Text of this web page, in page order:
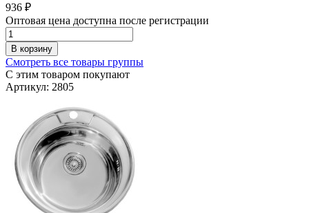
936 ₽
Оптовая цена доступна после регистрации
В корзину
Смотреть все товары группы
С этим товаром покупают
Артикул: 2805